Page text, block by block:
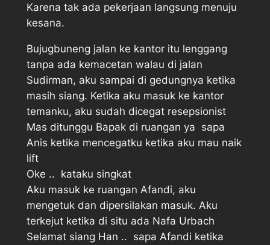
Karena tak ada pekerjaan langsung menuju
kesana.
Bujugbuneng jalan ke kantor itu lenggang
tanpa ada kemacetan walau di jalan
Sudirman, aku sampai di gedungnya ketika
masih siang. Ketika aku masuk ke kantor
temanku, aku sudah dicegat resepsionist
Mas ditunggu Bapak di ruangan ya  sapa
Anis ketika mencegatku ketika aku mau naik
lift
Oke ..  kataku singkat
Aku masuk ke ruangan Afandi, aku
mengetuk dan dipersilakan masuk. Aku
terkejut ketika di situ ada Nafa Urbach
Selamat siang Han ..  sapa Afandi ketika